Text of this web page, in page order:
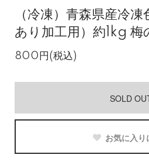
（冷凍）青森県産冷
あり加工用）約1kg 梅
800円(税込)
SOLD
お気に入り